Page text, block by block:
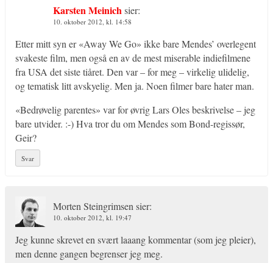
Karsten Meinich sier:
10. oktober 2012, kl. 14:58
Etter mitt syn er «Away We Go» ikke bare Mendes’ overlegent
svakeste film, men også en av de mest miserable indiefilmene
fra USA det siste tiåret. Den var – for meg – virkelig ulidelig,
og tematisk litt avskyelig. Men ja. Noen filmer bare hater man.
«Bedrøvelig parentes» var for øvrig Lars Oles beskrivelse – jeg
bare utvider. :-) Hva tror du om Mendes som Bond-regissør,
Geir?
Svar
Morten Steingrimsensier:
10. oktober 2012, kl. 19:47
Jeg kunne skrevet en svært laaang kommentar (som jeg pleier),
men denne gangen begrenser jeg meg.